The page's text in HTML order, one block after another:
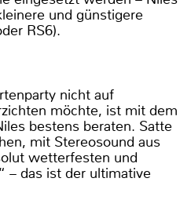
und günstigere
RS6).
nicht auf
möchte, ist mit dem
bestens beraten. Satte
mit Stereosound aus
wetterfesten und
– das ist der ultimative